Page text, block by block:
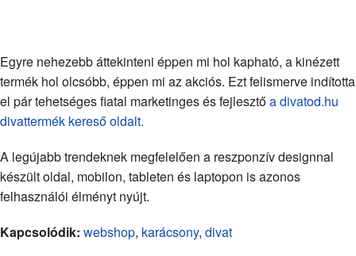
Egyre nehezebb áttekinteni éppen mi hol kapható, a kinézett
termék hol olcsóbb, éppen mi az akciós. Ezt felismerve indította
el pár tehetséges fiatal marketinges és fejlesztőa divatod.hu
divattermék kereső oldalt.
A legújabb trendeknek megfelelően a reszponzív designnal
készült oldal, mobilon, tableten és laptopon is azonos
felhasználói élményt nyújt.
Kapcsolódik: webshop, karácsony, divat